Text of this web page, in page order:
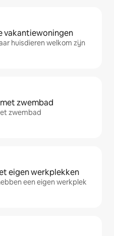
vakantiewoningen
huisdieren welkom zijn
zwembad
zwembad
eigen werkplekken
een eigen werkplek